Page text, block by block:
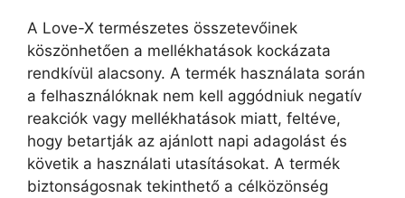
A Love-X természetes összetevőinek
köszönhetően a mellékhatások kockázata
rendkívül alacsony. A termék használata során
a felhasználóknak nem kell aggódniuk negatív
reakciók vagy mellékhatások miatt, feltéve,
hogy betartják az ajánlott napi adagolást és
követik a használati utasításokat. A termék
biztonságosnak tekinthető a célközönség